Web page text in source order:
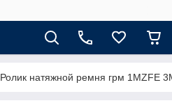
Ролик натяжной ремня грм 1MZFE